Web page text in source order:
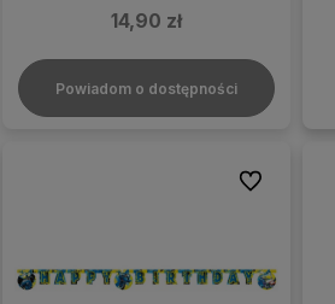
14,90 zł
Powiadom o dostępności
Do ulubionych